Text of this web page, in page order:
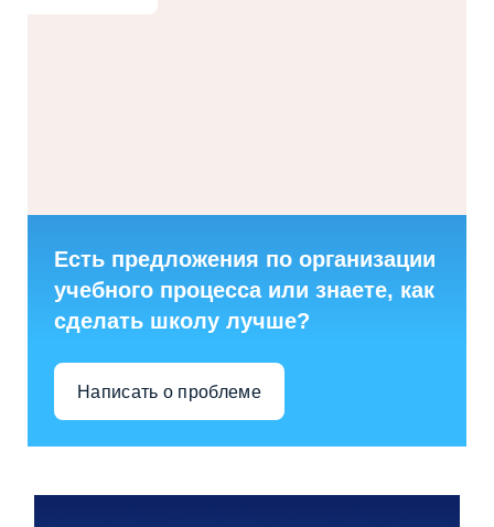
Есть предложения по организации
учебного процесса или знаете, как
сделать школу лучше?
Написать о проблеме